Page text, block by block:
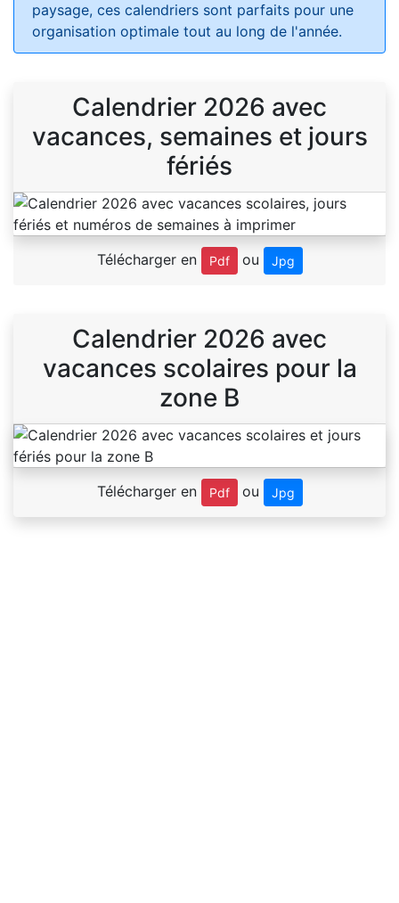
paysage, ces calendriers sont parfaits pour une
organisation optimale tout au long de l'année.
Calendrier 2026 avec
vacances, semaines et jours
fériés
Télécharger en Pdf ou Jpg
Calendrier 2026 avec
vacances scolaires pour la
zone B
Télécharger en Pdf ou Jpg